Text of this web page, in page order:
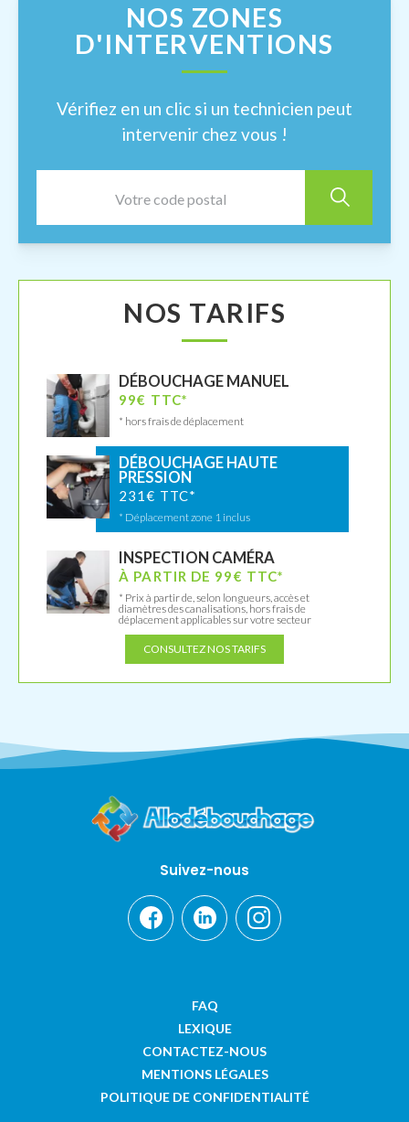
NOS ZONES
D'INTERVENTIONS
Vérifiez en un clic si un technicien peut
intervenir chez vous !
NOS TARIFS
DÉBOUCHAGE MANUEL
99€ TTC*
* hors frais de déplacement
DÉBOUCHAGE HAUTE
PRESSION
231€ TTC*
* Déplacement zone 1 inclus
INSPECTION CAMÉRA
À PARTIR DE 99€ TTC*
* Prix à partir de, selon longueurs, accès et
diamètres des canalisations, hors frais de
déplacement applicables sur votre secteur
CONSULTEZ NOS TARIFS
Suivez-nous
FAQ
LEXIQUE
CONTACTEZ-NOUS
MENTIONS LÉGALES
POLITIQUE DE CONFIDENTIALITÉ